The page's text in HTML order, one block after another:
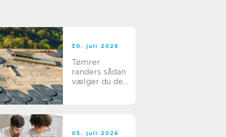
30. juli 2026
Tømrer
randers sådan
vælger du den
05. juli 2026